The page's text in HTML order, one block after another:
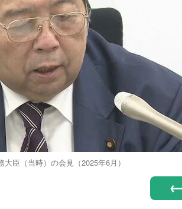
臣（当時）の会見（2025年6月）